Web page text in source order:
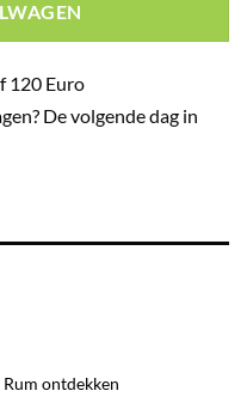
120 Euro
De volgende dag in
Rum ontdekken